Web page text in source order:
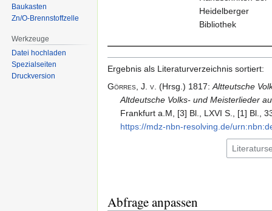
Heidelberger
Bibliothek
Ergebnis als Literaturverzeichnis sortiert:
Görres, J. v. (Hrsg.) 1817: Altteutsche
Altdeutsche Volks- und Meisterlieder
Frankfurt a.M, [3] Bl., LXVI S., [1] Bl.,
https:/​/​mdz-nbn-resolving.​de/​
Abfrage anpassen
Baukasten
Zn/O-Brennstoffzelle
Werkzeuge
Datei hochladen
Spezialseiten
Druckversion